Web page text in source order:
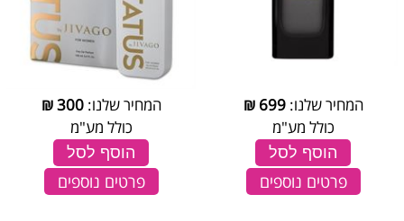
המחיר שלנו:699
₪
כולל מע"מ
הוסף לסל
פרטים נוספים
המחיר שלנו:300
₪
כולל מע"מ
הוסף לסל
פרטים נוספים